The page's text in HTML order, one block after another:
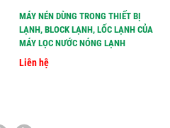
MÁY NÉN DÙNG TRONG THIẾT BỊ
LẠNH, BLOCK LẠNH, LỐC LẠNH CỦA
MÁY LỌC NƯỚC NÓNG LẠNH
Liên hệ